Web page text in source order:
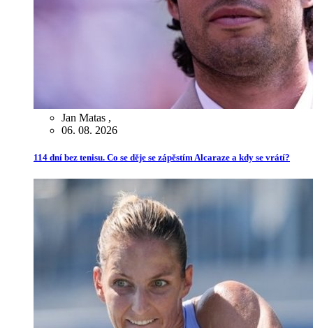
Jan Matas ,
06. 08. 2026
114 dní bez tenisu. Co se děje se zápěstím Alcaraze a kdy se vrátí?